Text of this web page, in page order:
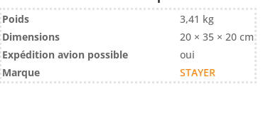
Poids
3,41 kg
Dimensions
20 × 35 × 20 cm
Expédition avion possible
oui
Marque
STAYER